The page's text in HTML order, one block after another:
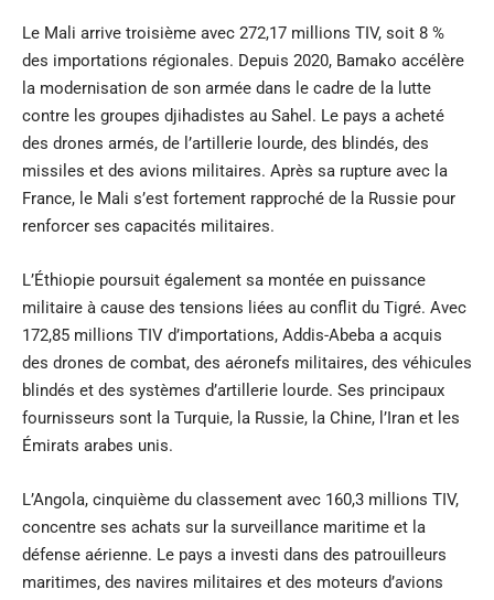
Le Mali arrive troisième avec 272,17 millions TIV, soit 8 %
des importations régionales. Depuis 2020, Bamako accélère
la modernisation de son armée dans le cadre de la lutte
contre les groupes djihadistes au Sahel. Le pays a acheté
des drones armés, de l’artillerie lourde, des blindés, des
missiles et des avions militaires. Après sa rupture avec la
France, le Mali s’est fortement rapproché de la Russie pour
renforcer ses capacités militaires.
L’Éthiopie poursuit également sa montée en puissance
militaire à cause des tensions liées au conflit du Tigré. Avec
172,85 millions TIV d’importations, Addis-Abeba a acquis
des drones de combat, des aéronefs militaires, des véhicules
blindés et des systèmes d’artillerie lourde. Ses principaux
fournisseurs sont la Turquie, la Russie, la Chine, l’Iran et les
Émirats arabes unis.
L’Angola, cinquième du classement avec 160,3 millions TIV,
concentre ses achats sur la surveillance maritime et la
défense aérienne. Le pays a investi dans des patrouilleurs
maritimes, des navires militaires et des moteurs d’avions